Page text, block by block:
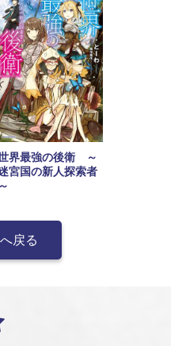
界最強の後衛 ～
宮国の新人探索者
～
戻る